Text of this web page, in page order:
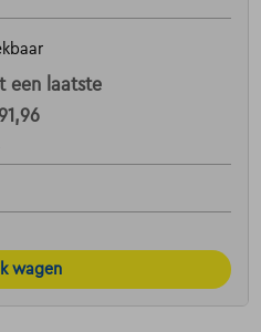
een laatste
wagen